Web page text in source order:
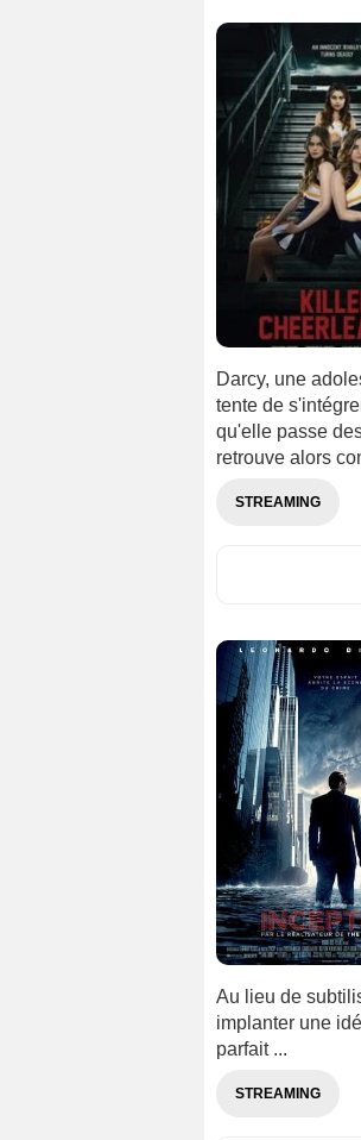
Darcy, une
tente de
qu'elle passe
retrouve alors
STREAMING
Au lieu de
implanter une
parfait ...
STREAMING